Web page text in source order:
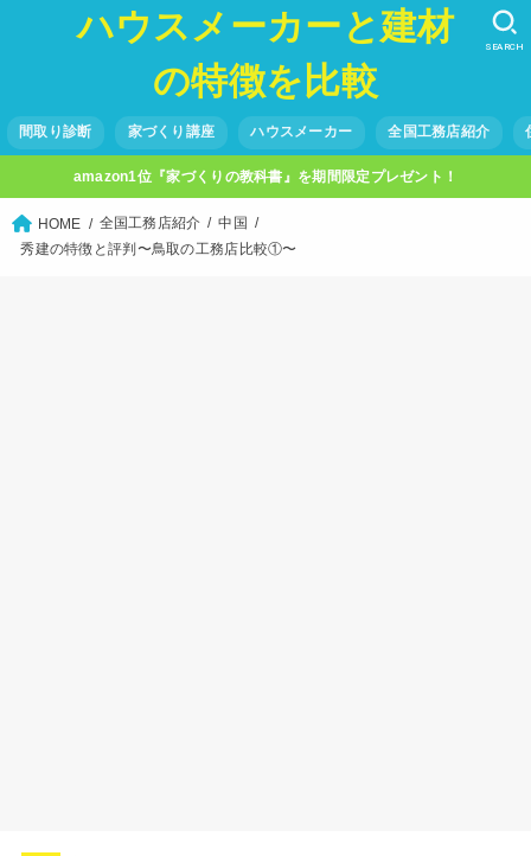
ハウスメーカーと建材
の特徴を比較
間取り診断 家づくり講座 ハウスメーカー 全国工務店紹介
SEARCH
amazon1位『家づくりの教科書』を期間限定プレゼント！
HOME 全国工務店紹介
中国
秀建の特徴と評判〜鳥取の工務店比較①〜